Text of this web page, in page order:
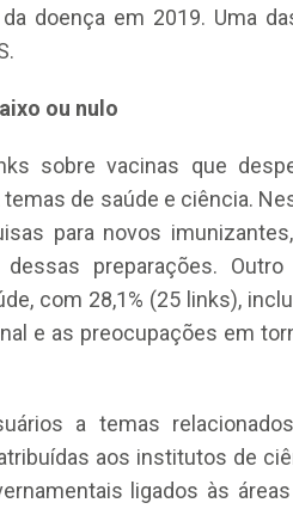
doença em 2019. Uma
ou nulo
sobre vacinas que
de saúde e ciência.
para novos
preparações.
com 28,1% (25 links),
e as preocupações em
a temas
aos institutos de
ligados às